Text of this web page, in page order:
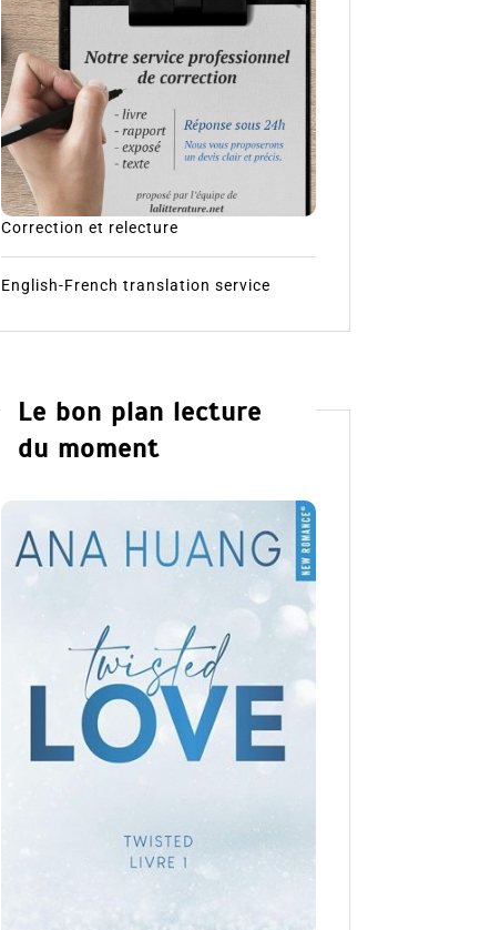
Correction et relecture
English-French translation service
Le bon plan lecture
du moment